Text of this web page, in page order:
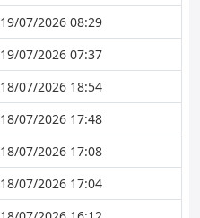
19/07/2026 08:29
19/07/2026 07:37
18/07/2026 18:54
18/07/2026 17:48
18/07/2026 17:08
18/07/2026 17:04